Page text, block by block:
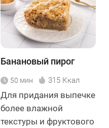
Банановый пирог
50 мин 315 Ккал
Для придания выпечке
более влажной
текстуры и фруктового